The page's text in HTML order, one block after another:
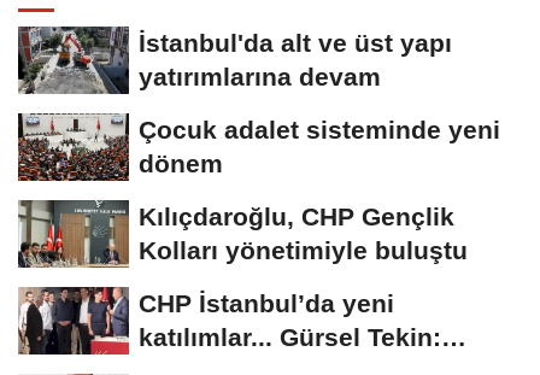
İstanbul'da alt ve üst yapı
yatırımlarına devam
Çocuk adalet sisteminde yeni
dönem
Kılıçdaroğlu, CHP Gençlik
Kolları yönetimiyle buluştu
CHP İstanbul’da yeni
katılımlar... Gürsel Tekin: